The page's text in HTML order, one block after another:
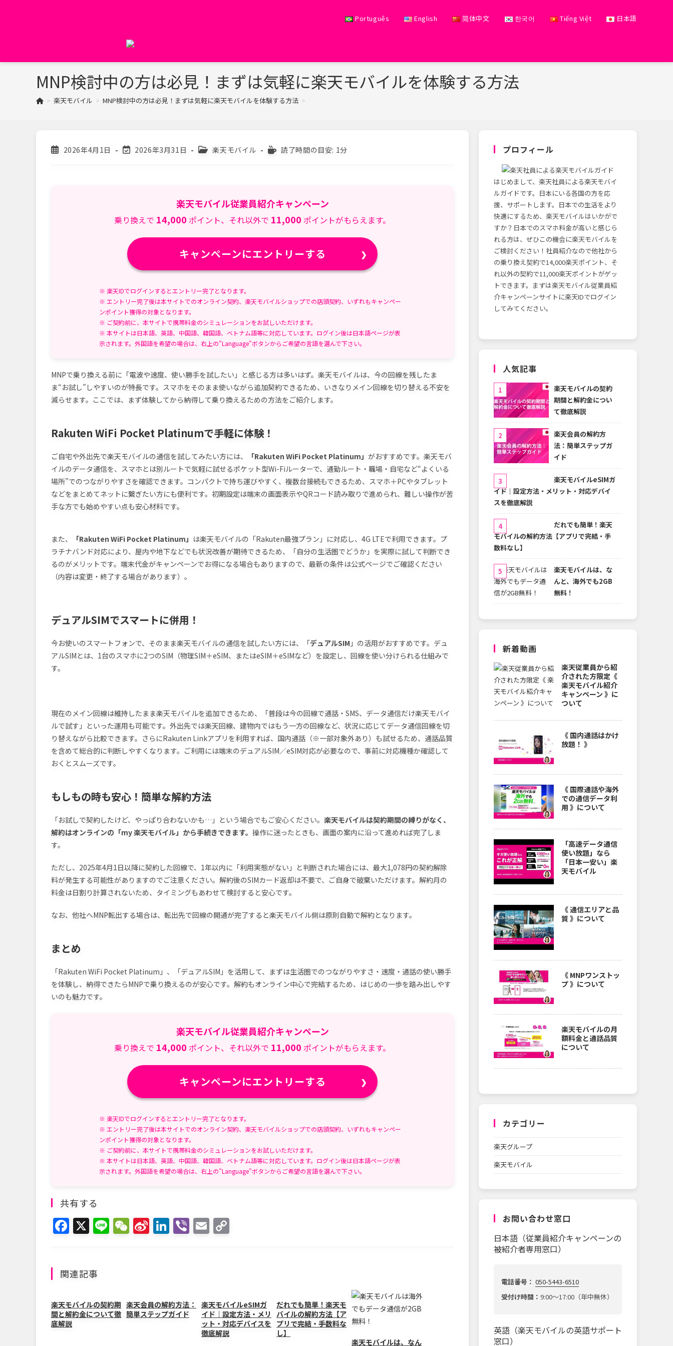
Português English 简体中文 한국어 Tiếng Việt 日本語
MNP検討中の方は必見！まずは気軽に楽天モバイルを体験する方法
> 楽天モバイル > MNP検討中の方は必見！まずは気軽に楽天モバイルを体験する方法 >
投
2026年4月1日
投
日:
2026年3月31日
投
ー:
楽天モバイル
読
る
時
間:
読了時間の目安: 1分
楽天モバイル従業員紹介キャンペーン
乗り換えで 14,000 ポイント、それ以外で 11,000 ポイントがもらえます。
キャンペーンにエントリーする
※ 楽天IDでログインするとエントリー完了となります。
※ エントリー完了後は本サイトでのオンライン契約、楽天モバイルショップでの店頭契約、いずれもキャンペー
ンポイント獲得の対象となります。
※ ご契約前に、本サイトで携帯料金のシミュレーションをお試しいただけます。
※ 本サイトは日本語、英語、中国語、韓国語、ベトナム語等に対応しています。ログイン後は日本語ページが表
示されます。外国語を希望の場合は、右上の"Language"ボタンからご希望の言語を選んで下さい。
MNPで乗り換える前に「電波や速度、使い勝手を試したい」と感じる方は多いはず。楽天モバイルは、今の回線を残したま
ま“お試し”しやすいのが特長です。スマホをそのまま使いながら追加契約できるため、いきなりメイン回線を切り替える不安を
減らせます。ここでは、まず体験してから納得して乗り換えるための方法をご紹介します。
Rakuten WiFi Pocket Platinumで手軽に体験！
ご自宅や外出先で楽天モバイルの通信を試してみたい方には、 「Rakuten WiFi Pocket Platinum」 がおすすめです。楽天モバ
イルのデータ通信を、スマホとは別ルートで気軽に試せるポケット型Wi-Fiルーターで、通勤ルート・職場・自宅など“よくいる
場所”でのつながりやすさを確認できます。コンパクトで持ち運びやすく、複数台接続もできるため、スマホ＋PCやタブレット
などをまとめてネットに繋ぎたい方にも便利です。初期設定は端末の画面表示やQRコード読み取りで進められ、難しい操作が苦
手な方でも始めやすい点も安心材料です。
また、 「Rakuten WiFi Pocket Platinum」 は楽天モバイルの「Rakuten最強プラン」に対応し、4G LTEで利用できます。プ
ラチナバンド対応により、屋内や地下などでも状況改善が期待できるため、「自分の生活圏でどうか」を実際に試して判断でき
るのがメリットです。端末代金がキャンペーンでお得になる場合もありますので、最新の条件は公式ページでご確認ください
（内容は変更・終了する場合があります）。
デュアルSIMでスマートに併用！
今お使いのスマートフォンで、そのまま楽天モバイルの通信を試したい方には、「デュアルSIM 」の活用がおすすめです。デュ
アルSIMとは、1台のスマホに2つのSIM（物理SIM＋eSIM、またはeSIM＋eSIMなど）を設定し、回線を使い分けられる仕組みで
す。
現在のメイン回線は維持したまま楽天モバイルを追加できるため、「普段は今の回線で通話・SMS、データ通信だけ楽天モバイ
ルで試す」といった運用も可能です。外出先では楽天回線、建物内ではもう一方の回線など、状況に応じてデータ通信回線を切
り替えながら比較できます。さらにRakuten Linkアプリを利用すれば、国内通話（※一部対象外あり）も試せるため、通話品質
を含めて総合的に判断しやすくなります。ご利用には端末のデュアルSIM／eSIM対応が必要なので、事前に対応機種か確認して
おくとスムーズです。
もしもの時も安心！簡単な解約方法
「お試しで契約したけど、やっぱり合わないかも…」という場合でもご安心ください。 楽天モバイルは契約期間の縛りがなく、
解約はオンラインの「my 楽天モバイル」から手続きできます。 操作に迷ったときも、画面の案内に沿って進めれば完了しま
す。
ただし、2025年4月1日以降に契約した回線で、1年以内に「利用実態がない」と判断された場合には、最大1,078円の契約解除
料が発生する可能性がありますのでご注意ください。解約後のSIMカード返却は不要で、ご自身で破棄いただけます。解約月の
料金は日割り計算されないため、タイミングもあわせて検討すると安心です。
なお、他社へMNP転出する場合は、転出先で回線の開通が完了すると楽天モバイル側は原則自動で解約となります。
まとめ
「Rakuten WiFi Pocket Platinum」、「デュアルSIM」を活用して、まずは生活圏でのつながりやすさ・速度・通話の使い勝手
を体験し、納得できたらMNPで乗り換えるのが安心です。解約もオンライン中心で完結するため、はじめの一歩を踏み出しやす
いのも魅力です。
楽天モバイル従業員紹介キャンペーン
乗り換えで 14,000 ポイント、それ以外で 11,000 ポイントがもらえます。
キャンペーンにエントリーする
※ 楽天IDでログインするとエントリー完了となります。
※ エントリー完了後は本サイトでのオンライン契約、楽天モバイルショップでの店頭契約、いずれもキャンペー
ンポイント獲得の対象となります。
※ ご契約前に、本サイトで携帯料金のシミュレーションをお試しいただけます。
※ 本サイトは日本語、英語、中国語、韓国語、ベトナム語等に対応しています。ログイン後は日本語ページが表
示されます。外国語を希望の場合は、右上の"Language"ボタンからご希望の言語を選んで下さい。
共有する
F
e
o
o
X Li W Si
b
o
Li
n
Vi E
n
k
関連記事
楽天モバイルの契約期
間と解約金について徹
底解説
楽天会員の解約方法：
簡単ステップガイド
楽天モバイルeSIMガ
イド｜設定方法・メリ
ット・対応デバイスを
徹底解説
だれでも簡単！楽天モ
バイルの解約方法【ア
プリで完結・手数料な
し】
楽天モバイルは、なん
プロフィール
はじめまして、楽天社員による楽天モバイ
ルガイドです。日本にいる各国の方を応
援、サポートします。日本での生活をより
快適にするため、楽天モバイルはいかがで
すか？日本でのスマホ料金が高いと感じら
れる方は、ぜひこの機会に楽天モバイルを
ご検討ください！社員紹介なので他社から
の乗り換え契約で14,000楽天ポイント、そ
れ以外の契約で11,000楽天ポイントがゲッ
トできます。まずは楽天モバイル従業員紹
介キャンペーンサイトに楽天IDでログイン
してみてください。
人気記事
楽天モバイルの契約
期間と解約金につい
て徹底解説
楽天会員の解約方
法：簡単ステップガ
イド
楽天モバイルeSIMガ
イド｜設定方法・メリット・対応デバイ
スを徹底解説
だれでも簡単！楽天
モバイルの解約方法【アプリで完結・手
数料なし】
楽天モバイルは、な
んと、海外でも2GB
無料！
新着動画
楽天従業員から紹
介された方限定《
楽天モバイル紹介
キャンペーン 》に
ついて
《 国内通話はかけ
放題！ 》
《 国際通話や海外
での通信データ利
用 》について
「高速データ通信
使い放題」なら
「日本一安い」楽
天モバイル
《 通信エリアと品
質 》について
《 MNPワンストッ
プ 》について
楽天モバイルの月
額料金と通話品質
について
カテゴリー
楽天グループ
楽天モバイル
お問い合わせ窓口
日本語（従業員紹介キャンペーンの
被紹介者専用窓口）
電話番号： 050-5443-6510
受付け時間： 9:00～17:00（年中無休）
英語（楽天モバイルの英語サポート
窓口）